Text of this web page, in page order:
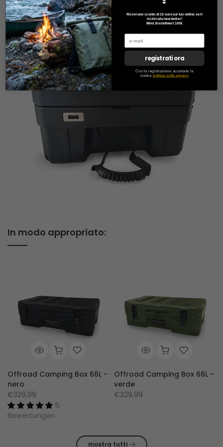
In modo appropriato:
Offroad Camping Box 66L -
nero
€329,99
5
Bewertungen
Offroad Camping Box 66L -
verde
€329,99
mostra tutti
Ricevi uno sconto di 15 euro sul tuo ordine se ti
iscrivi alla newsletter!
Mind. Bestellwert 100€
registrati ora
Con la registrazione accettate la
nostra politica sulla privacy